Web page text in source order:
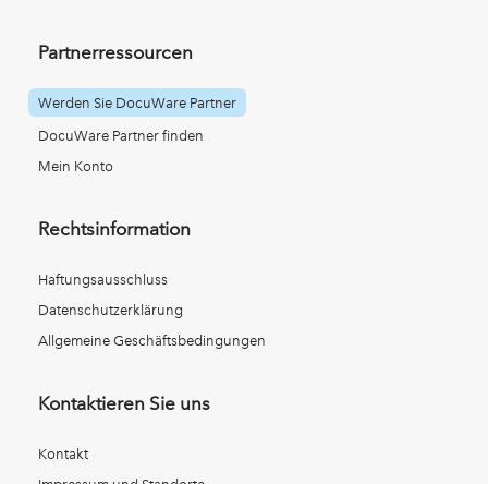
Partnerressourcen
Werden Sie DocuWare Partner
DocuWare Partner finden
Mein Konto
Rechtsinformation
Haftungsausschluss
Datenschutzerklärung
Allgemeine Geschäftsbedingungen
Kontaktieren Sie uns
Kontakt